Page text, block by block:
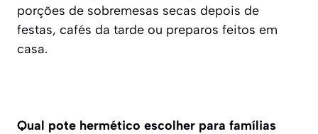
porções de sobremesas secas depois de
festas, cafés da tarde ou preparos feitos em
casa.
Qual pote hermético escolher para famílias